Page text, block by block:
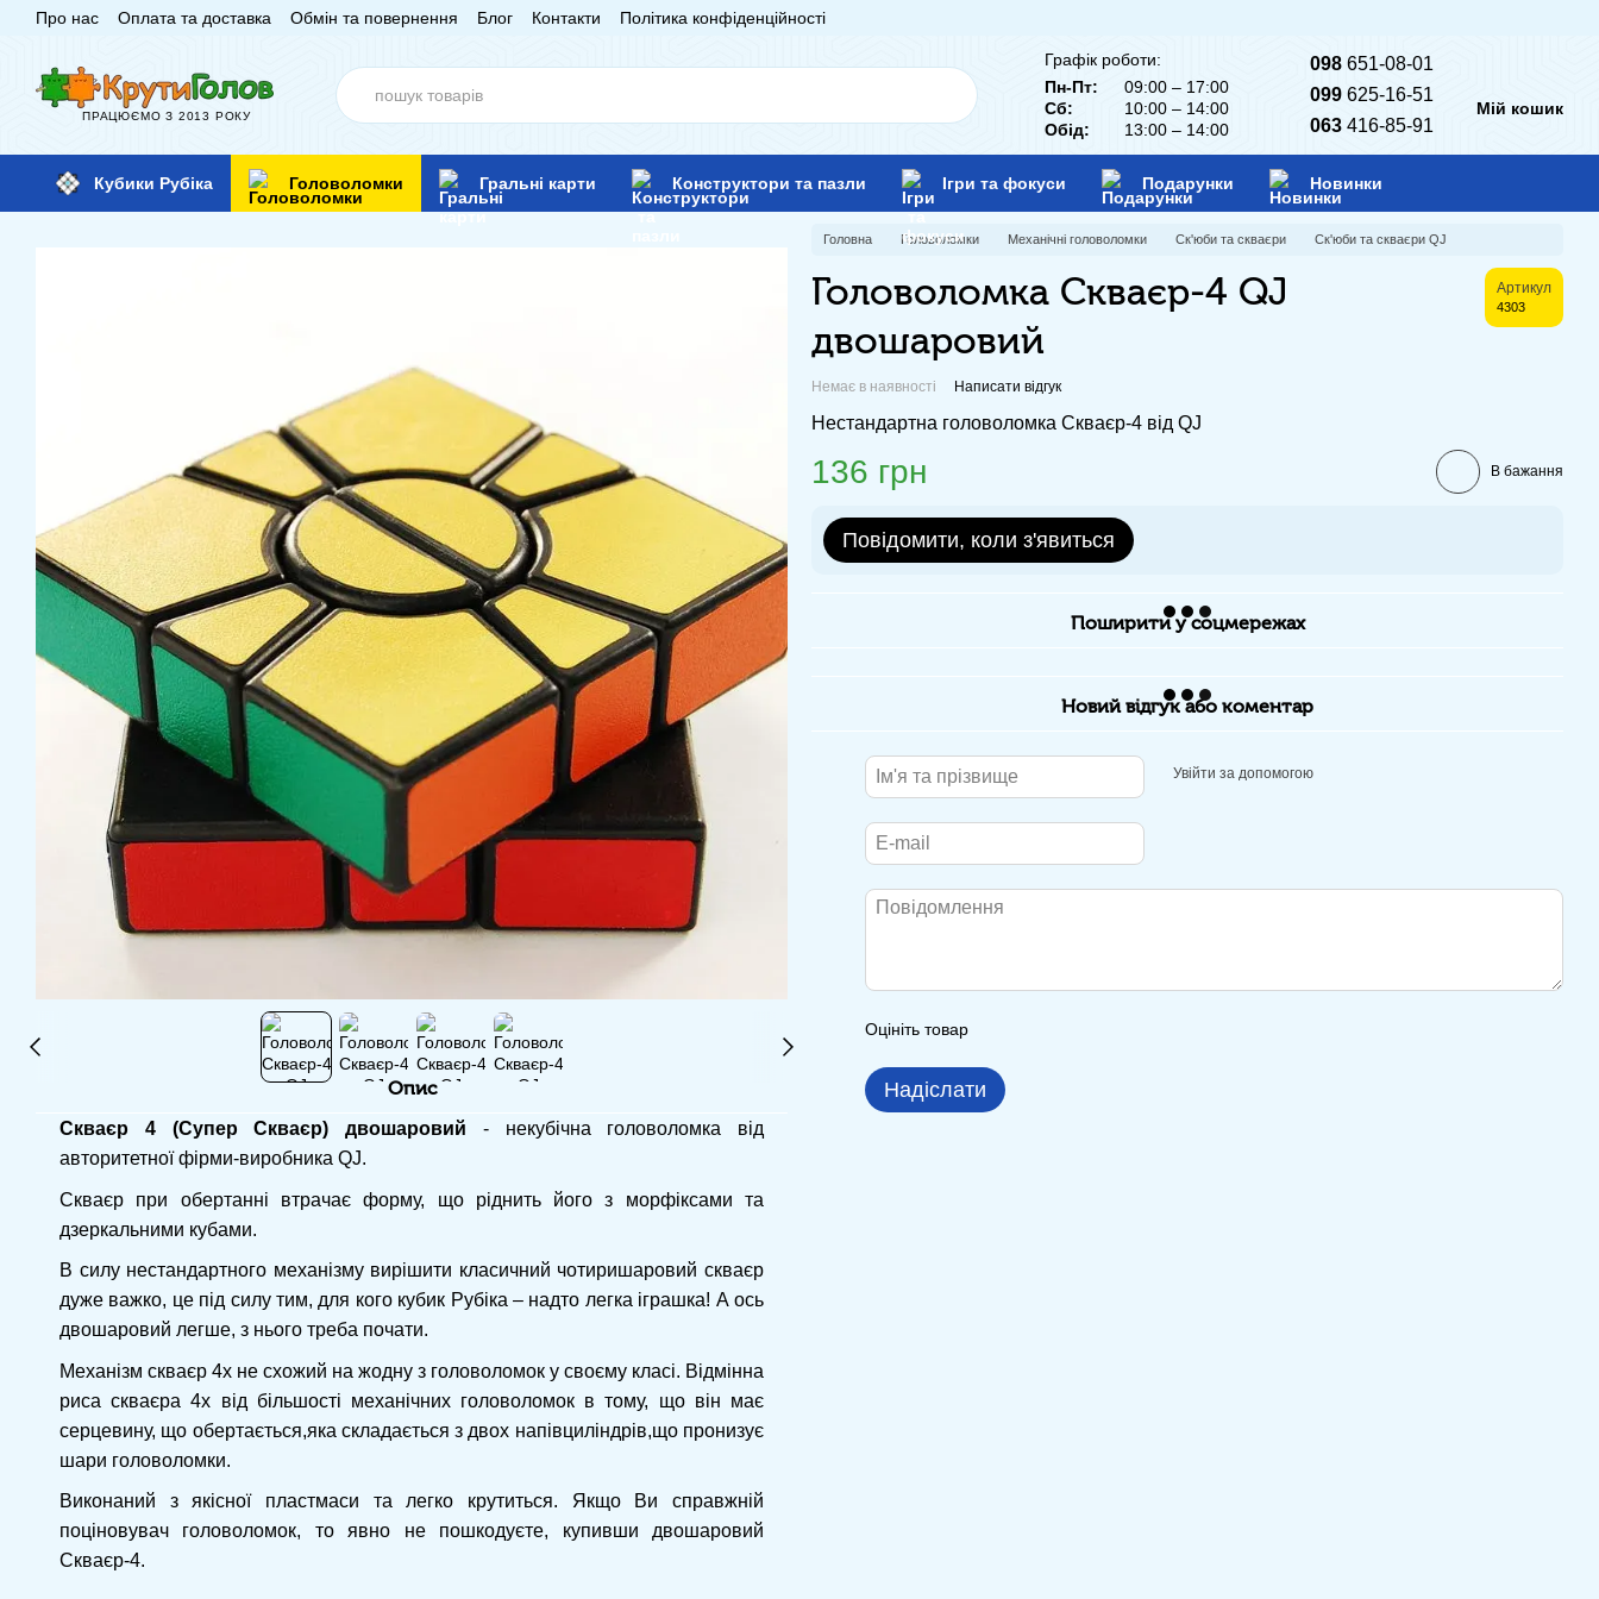
Перейти до основного контенту
Про нас Оплата та доставка Обмін та повернення Блог Контакти Політика конфіденційності
ПРАЦЮЄМО З 2013 РОКУ
Графік роботи:
Пн-Пт:
09:00 – 17:00
Сб:
10:00 – 14:00
Обід:
13:00 – 14:00
098 651-08-01
099 625-16-51
063 416-85-91
Мій кошик
Кубики Рубіка Головоломки Гральні карти Конструктори та пазли Ігри та фокуси Подарунки Новинки
Опис
Скваєр 4 (Супер Скваєр) двошаровий - некубічна головоломка від
авторитетної фірми-виробника QJ.
Скваєр при обертанні втрачає форму, що ріднить його з морфіксами та
дзеркальними кубами.
В силу нестандартного механізму вирішити класичний чотиришаровий скваєр
дуже важко, це під силу тим, для кого кубик Рубіка – надто легка іграшка! А ось
двошаровий легше, з нього треба почати.
Механізм скваєр 4х не схожий на жодну з головоломок у своєму класі. Відмінна
риса скваєра 4х від більшості механічних головоломок в тому, що він має
серцевину, що обертається,яка складається з двох напівциліндрів,що пронизує
шари головоломки.
Виконаний з якісної пластмаси та легко крутиться. Якщо Ви справжній
поціновувач головоломок, то явно не пошкодуєте, купивши двошаровий
Скваєр-4.
Головна Головоломки Механічні головоломки Ск'юби та скваєри Ск'юби та скваєри QJ
Головоломка Скваєр-4 QJ
двошаровий
Артикул
4303
Немає в наявності Написати відгук
Нестандартна головоломка Скваєр-4 від QJ
136 грн В бажання
Повідомити, коли з'явиться
Поширити у соцмережах
Новий відгук або коментар
Увійти за допомогою
Оцініть товар
Надіслати